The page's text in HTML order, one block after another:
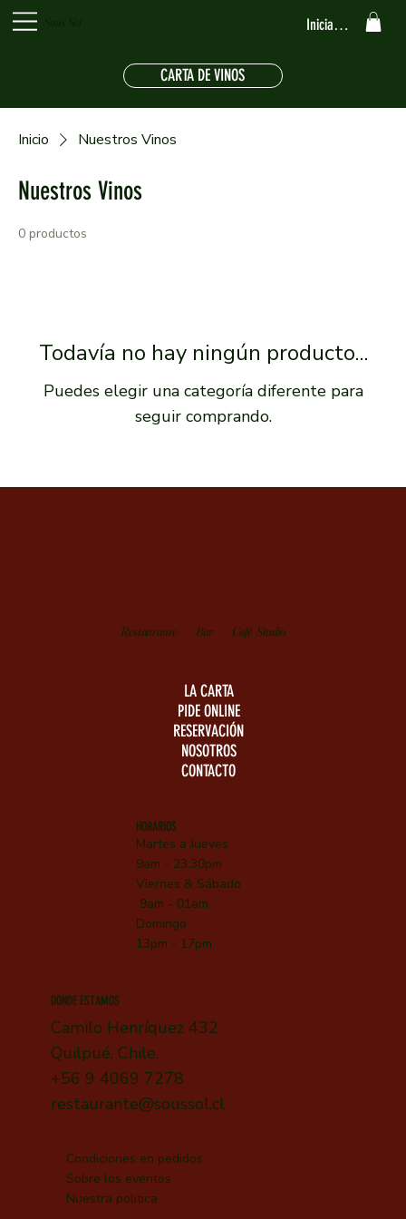
CARTA DE VINOS
Iniciar sesión
Inicio Nuestros Vinos
Nuestros Vinos
0 productos
Todavía no hay ningún producto...
Puedes elegir una categoría diferente para
seguir comprando.
Restaurante Bar Café_Studio
LA CARTA
PIDE ONLINE
RESERVACIÓN
NOSOTROS
CONTACTO
HORARIOS
Martes a Jueves
9am - 23:30pm
Viernes & Sábado
9am - 01am
Domingo
13pm - 17pm
DONDE ESTAMOS
Camilo Henríquez 432
Quilpué, Chile.
+56 9 4069 7278
restaurante@soussol.cl
Condiciones en pedidos
Sobre los eventos
Nuestra politica